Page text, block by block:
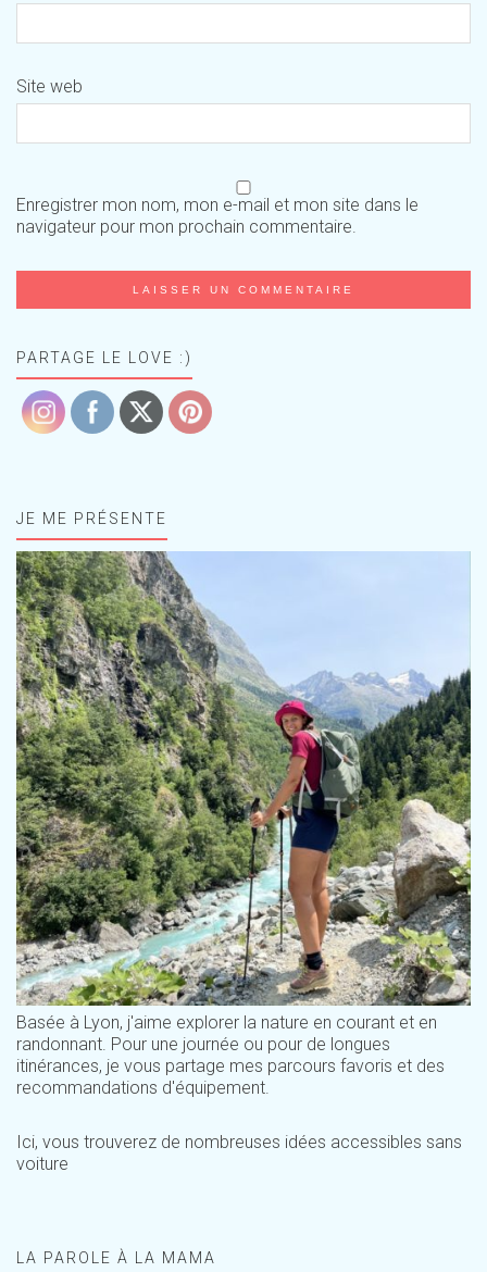
Site web
Enregistrer mon nom, mon e-mail et mon site dans le
navigateur pour mon prochain commentaire.
PARTAGE LE LOVE :)
JE ME PRÉSENTE
Basée à Lyon, j'aime explorer la nature en courant et en
randonnant. Pour une journée ou pour de longues
itinérances, je vous partage mes parcours favoris et des
recommandations d'équipement.
Ici, vous trouverez de nombreuses idées accessibles sans
voiture
LA PAROLE À LA MAMA